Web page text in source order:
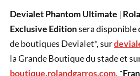
Devialet Phantom Ultimate |
Exclusive Editionsera disponible
de boutiques Devialet*, sur
la Grande Boutique du stade et
boutique.rolandgarros.com. *